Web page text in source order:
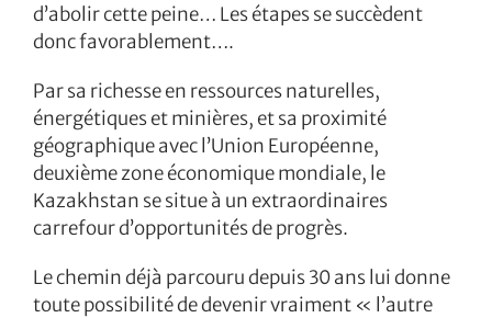
d’abolir cette peine… Les étapes se succèdent
donc favorablement….
Par sa richesse en ressources naturelles,
énergétiques et minières, et sa proximité
géographique avec l’Union Européenne,
deuxième zone économique mondiale, le
Kazakhstan se situe à un extraordinaires
carrefour d’opportunités de progrès.
Le chemin déjà parcouru depuis 30 ans lui donne
toute possibilité de devenir vraiment « l’autre